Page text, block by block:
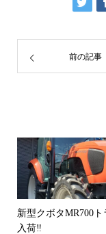
前の記事
新型クボタMR700ト
入荷‼️